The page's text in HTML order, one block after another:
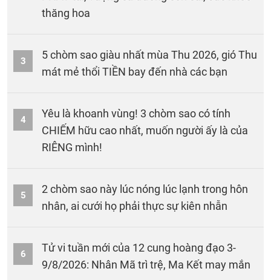
thăng hoa
3
5 chòm sao giàu nhất mùa Thu 2026, gió Thu
mát mẻ thổi TIỀN bay đến nhà các bạn
4
Yêu là khoanh vùng! 3 chòm sao có tính
CHIẾM hữu cao nhất, muốn người ấy là của
RIÊNG mình!
5
2 chòm sao này lúc nóng lúc lạnh trong hôn
nhân, ai cưới họ phải thực sự kiên nhẫn
6
Tử vi tuần mới của 12 cung hoàng đạo 3-
9/8/2026: Nhân Mã trì trệ, Ma Kết may mắn